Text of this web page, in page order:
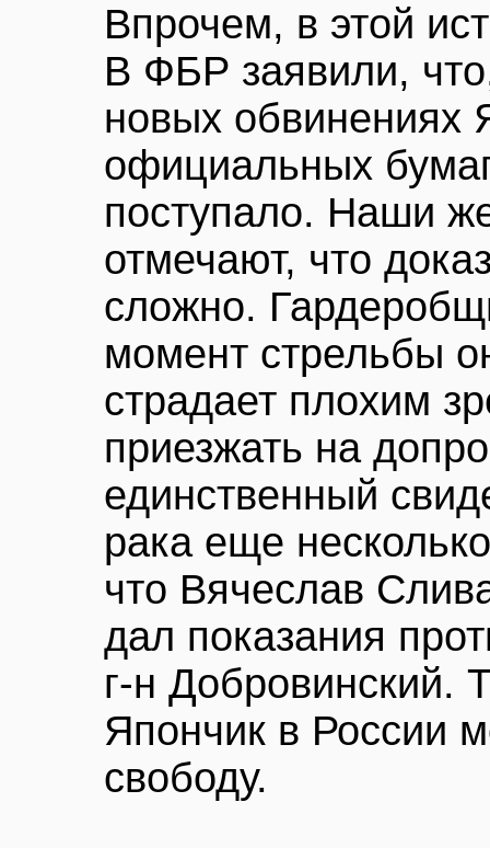
Впрочем, в этой
В ФБР заявили,
новых обвинениях
официальных
поступало. Наши
отмечают, что
сложно.
момент стрельбы
страдает плохим
приезжать на
единственный
рака еще
что Вячеслав
дал показания
г-н Добровинский.
Япончик в России
свободу.